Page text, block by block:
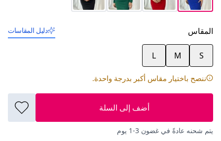
المقاس دليل المقاسات
S
M
L
ننصح باختيار مقاس أكبر بدرجة واحدة.
أضف إلى السلة
يتم شحنه عادةً في غضون 3-1 يوم